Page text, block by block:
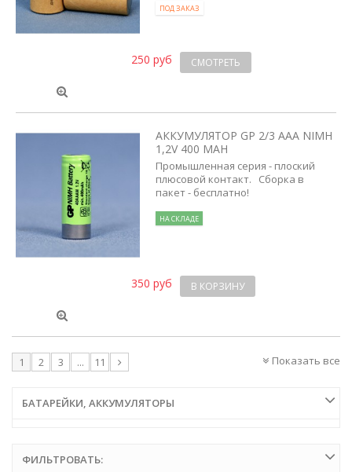
ПОД ЗАКАЗ
250 руб СМОТРЕТЬ
АККУМУЛЯТОР GP 2/3 AAA NIMH
1,2V 400 MAH
Промышленная серия - плоский
плюсовой контакт. Сборка в
пакет - бесплатно!
НА СКЛАДЕ
350 руб В КОРЗИНУ
Показать все
1 2 3 ... 11
БАТАРЕЙКИ, АККУМУЛЯТОРЫ
ФИЛЬТРОВАТЬ: